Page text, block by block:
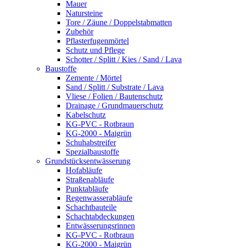
Mauer
Natursteine
Tore / Zäune / Doppelstabmatten
Zubehör
Pflasterfugenmörtel
Schutz und Pflege
Schotter / Splitt / Kies / Sand / Lava
Baustoffe
Zemente / Mörtel
Sand / Splitt / Substrate / Lava
Vliese / Folien / Bautenschutz
Drainage / Grundmauerschutz
Kabelschutz
KG-PVC - Rotbraun
KG-2000 - Maigrün
Schuhabstreifer
Spezialbaustoffe
Grundstücksentwässerung
Hofabläufe
Straßenabläufe
Punktabläufe
Regenwasserabläufe
Schachtbauteile
Schachtabdeckungen
Entwässerungsrinnen
KG-PVC - Rotbraun
KG-2000 - Maigrün